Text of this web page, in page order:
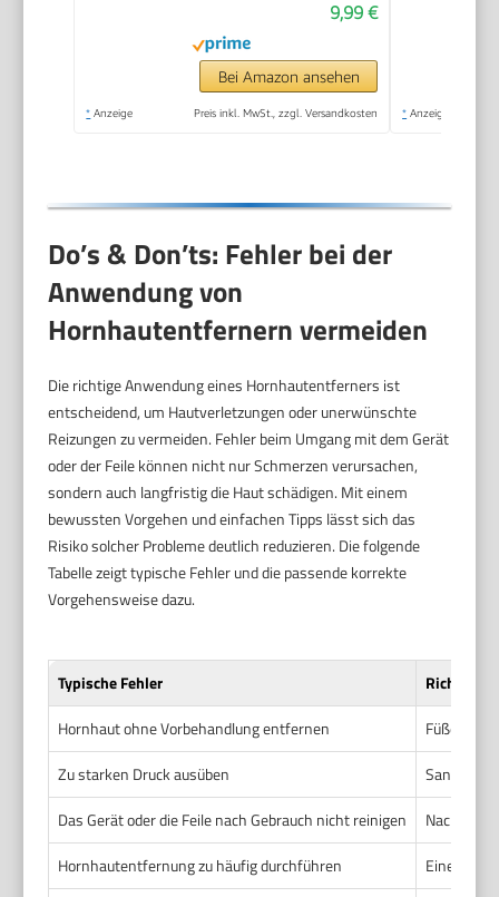
Pediküre, Geeignet für
Nasse oder Trockene
Füße, Hornhaut
Entfernen Fuß,
9,99 €
Bei Amazon ansehen
* Anzeige Preis inkl. MwSt., zzgl. Versandkosten * Anzeige
Do’s & Don’ts: Fehler bei der
Anwendung von
Hornhautentfernern vermeiden
Die richtige Anwendung eines Hornhautentferners ist
entscheidend, um Hautverletzungen oder unerwünschte
Reizungen zu vermeiden. Fehler beim Umgang mit dem Gerät
oder der Feile können nicht nur Schmerzen verursachen,
sondern auch langfristig die Haut schädigen. Mit einem
bewussten Vorgehen und einfachen Tipps lässt sich das
Risiko solcher Probleme deutlich reduzieren. Die folgende
Tabelle zeigt typische Fehler und die passende korrekte
Vorgehensweise dazu.
Typische Fehler
Richtige
Hornhaut ohne Vorbehandlung entfernen
Füße
Zu starken Druck ausüben
Sanft und
Das Gerät oder die Feile nach Gebrauch nicht reinigen
Nach der
Hornhautentfernung zu häufig durchführen
Eine